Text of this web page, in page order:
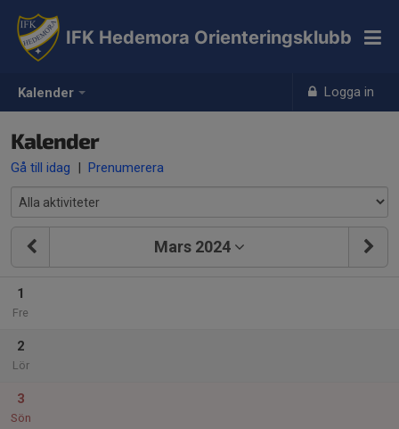
Kalender Logga in
IFK Hedemora Orienteringsklubb
Kalender
Gå till idag | Prenumerera
Mars 2024
1
Fre
2
Lör
3
Sön